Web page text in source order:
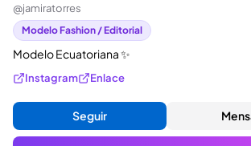
@jamiratorres
Modelo Fashion / Editorial
Modelo Ecuatoriana ✨
Instagram Enlace
Seguir